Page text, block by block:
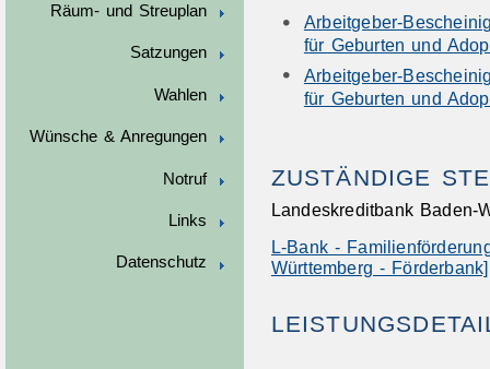
Räum- und Streuplan
Satzungen
Wahlen
Wünsche & Anregungen
Notruf
Links
Datenschutz
Arbeitgeber-
für Geburten und
Arbeitgeber-
für Geburten und
ZUSTÄNDIGE
Landeskreditbank Baden-
L-Bank -
Württemberg - Förderbank]